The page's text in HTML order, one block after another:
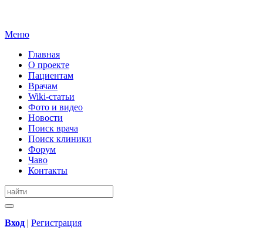
Меню
Главная
О проекте
Пациентам
Врачам
Wiki-статьи
Фото и видео
Новости
Поиск врача
Поиск клиники
Форум
Чаво
Контакты
Вход | Регистрация